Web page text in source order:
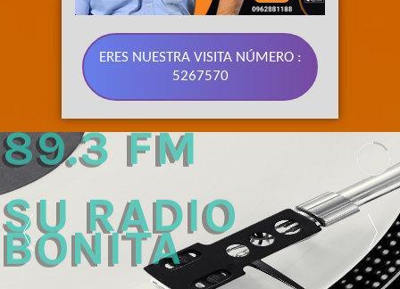
ERES NUESTRA VISITA NÚMERO :
5267570
89.3 FM
SU RADIO